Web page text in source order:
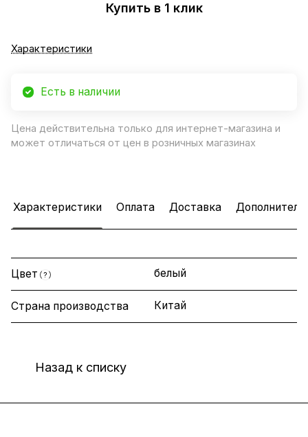
Купить в 1 клик
Характеристики
Есть в наличии
Цена действительна только для интернет-магазина и
может отличаться от цен в розничных магазинах
Характеристики Оплата Доставка
Цвет ? белый
Страна производства Китай
Назад к списку